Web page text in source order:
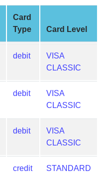
Card
Type
Card Level
debit
VISA
CLASSIC
debit
VISA
CLASSIC
debit
VISA
CLASSIC
credit STANDARD